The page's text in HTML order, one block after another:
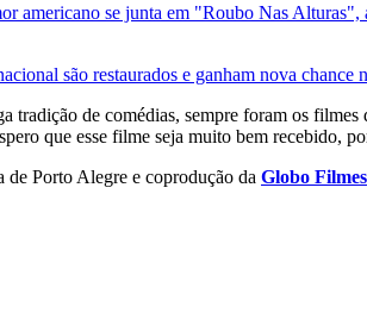
americano se junta em "Roubo Nas Alturas",
são restaurados e ganham nova chance
tradição de comédias, sempre foram os filmes
que esse filme seja muito bem recebido,
de Porto Alegre e coprodução da Globo Filmes